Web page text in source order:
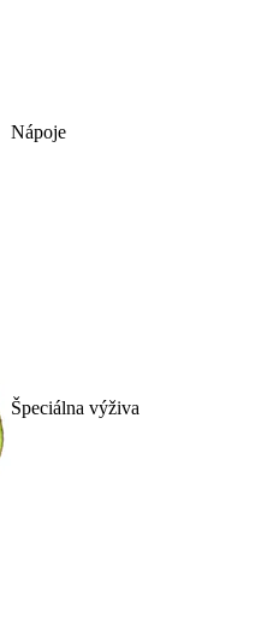
Nápoje
Špeciálna výživa